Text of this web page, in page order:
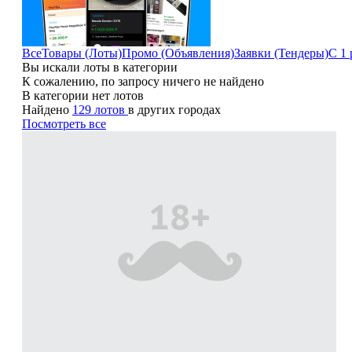
ВсеТовары (Лоты)Промо (Объявления)Заявки (Тендеры)С 1
Вы искали лоты в категории
К сожалению, по запросу ничего не найдено
В категории нет лотов
Найдено 129 лотов в других городах
Посмотреть все